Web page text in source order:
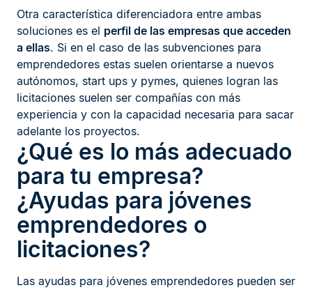
Otra característica diferenciadora entre ambas
soluciones es el perfil de las empresas que acceden
a ellas. Si en el caso de las subvenciones para
emprendedores estas suelen orientarse a nuevos
autónomos, start ups y pymes, quienes logran las
licitaciones suelen ser compañías con más
experiencia y con la capacidad necesaria para sacar
adelante los proyectos.
¿Qué es lo más adecuado
para tu empresa?
¿Ayudas para jóvenes
emprendedores o
licitaciones?
Las ayudas para jóvenes emprendedores pueden ser